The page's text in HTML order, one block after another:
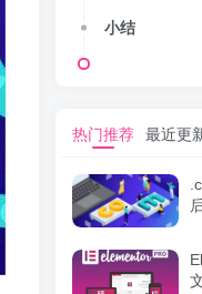
小结
热门推荐 最近更